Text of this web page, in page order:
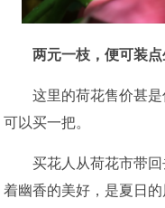
两元一枝，便可装
这里的荷花售价甚是
可以买一把。
买花人从荷花市带回
着幽香的美好，是夏日